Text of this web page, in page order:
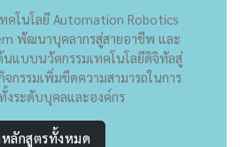
โนโลยี Automation Robotics
พัฒนาบุคลากรสู่สายอาชีพ และ
แบบนวัตกรรมเทคโนโลยีดิจิทัลสู่
กรรมเพิ่มขีดความสามารถในการ
งระดับบุคลและองค์กร
ลักสูตรทั้งหมด